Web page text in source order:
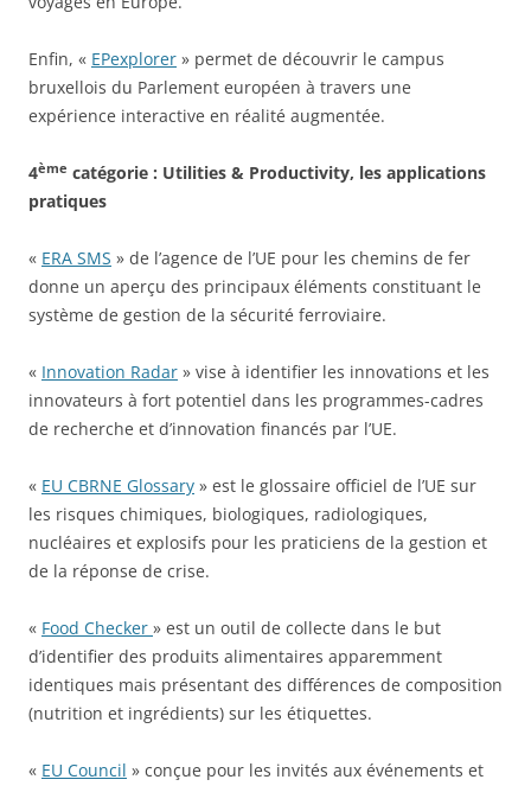
Enfin, « EPexplorer » permet de découvrir le campus
bruxellois du Parlement européen à travers une
expérience interactive en réalité augmentée.
4ème catégorie : Utilities & Productivity, les applications
pratiques
« ERA SMS » de l’agence de l’UE pour les chemins de fer
donne un aperçu des principaux éléments constituant le
système de gestion de la sécurité ferroviaire.
« Innovation Radar » vise à identifier les innovations et les
innovateurs à fort potentiel dans les programmes-cadres
de recherche et d’innovation financés par l’UE.
« EU CBRNE Glossary » est le glossaire officiel de l’UE sur
les risques chimiques, biologiques, radiologiques,
nucléaires et explosifs pour les praticiens de la gestion et
de la réponse de crise.
« Food Checker » est un outil de collecte dans le but
d’identifier des produits alimentaires apparemment
identiques mais présentant des différences de composition
(nutrition et ingrédients) sur les étiquettes.
« EU Council » conçue pour les invités aux événements et